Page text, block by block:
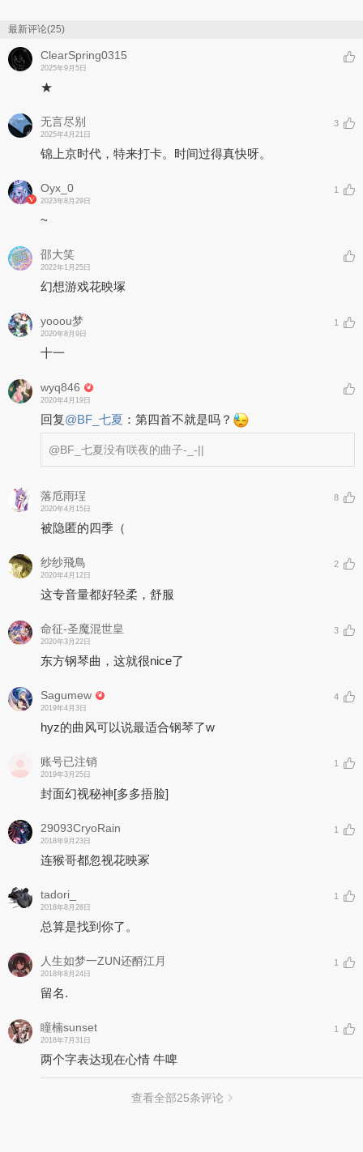
最新评论(25)
ClearSpring0315
2025年9月5日
★
无言尽别
2025年4月21日
3
锦上京时代，特来打卡。时间过得真快呀。
Oyx_0
2023年8月29日
1
~
邵大笑
2022年1月25日
幻想游戏花映塚
yooou梦
2020年8月9日
1
十一
wyq846
2020年4月19日
回复@BF_七夏 ： 第四首不就是吗？
@BF_七夏没有咲夜的曲子-_-||
落卮雨珵
2020年4月15日
8
被隐匿的四季（
纱纱飛鳥
2020年4月12日
2
这专音量都好轻柔，舒服
命征-圣魔混世皇
2020年3月22日
3
东方钢琴曲，这就很nice了
Sagumew
2019年4月3日
4
hyz的曲风可以说最适合钢琴了w
账号已注销
2019年3月25日
1
封面幻视秘神[多多捂脸]
29093CryoRain
2018年9月23日
1
连猴哥都忽视花映冢
tadori_
2018年8月28日
1
总算是找到你了。
人生如梦一ZUN还酹江月
2018年8月24日
1
留名.
瞳楠sunset
2018年7月31日
1
两个字表达现在心情 牛啤
查看全部25条评论